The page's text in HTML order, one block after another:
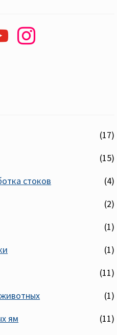
instagram
(17)
(15)
стоков
(4)
(2)
(1)
(1)
(11)
(1)
ям
(11)